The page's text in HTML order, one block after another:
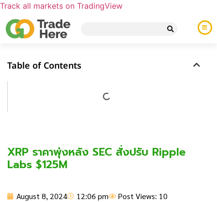
Track all markets on TradingView
Table of Contents
XRP ราคาพุ่งหลัง SEC สั่งปรับ Ripple
Labs $125M
August 8, 2024 12:06 pm Post Views: 10